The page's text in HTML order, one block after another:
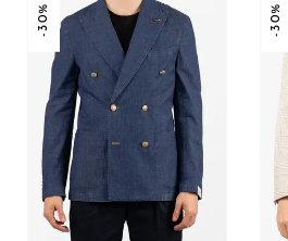
-30% -30%